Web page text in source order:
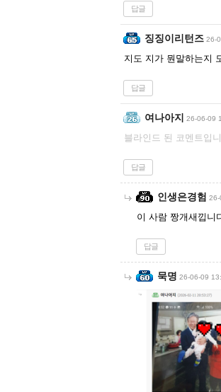
답글
징징이리턴즈 26-
지도 지가 뭔말하는지
답글
여나아지 26-06-09
블라인드 된 코멘트입
답글
인생은경험 26-
이 사람 짱개새낍니
답글
묵명 26-06-09